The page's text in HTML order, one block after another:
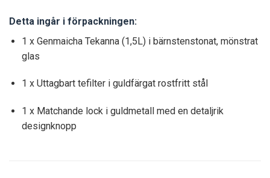
Detta ingår i förpackningen:
1 x Genmaicha Tekanna (1,5L) i bärnstenstonat, mönstrat
glas
1 x Uttagbart tefilter i guldfärgat rostfritt stål
1 x Matchande lock i guldmetall med en detaljrik
designknopp